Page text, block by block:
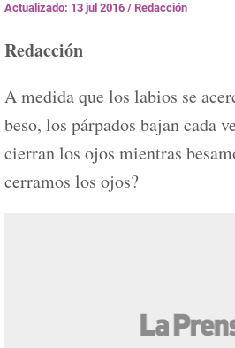
Actualizado: 13 jul 2016 / Redacción
Redacción
A medida que los labios se
beso, los párpados bajan cada
cierran los ojos mientras
cerramos los ojos?